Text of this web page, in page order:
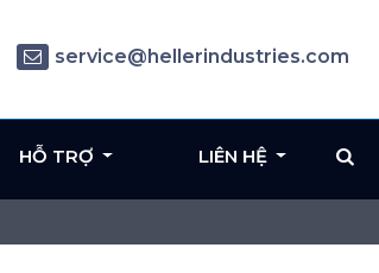
service@hellerindustries.com
HỖ TRỢ LIÊN HỆ